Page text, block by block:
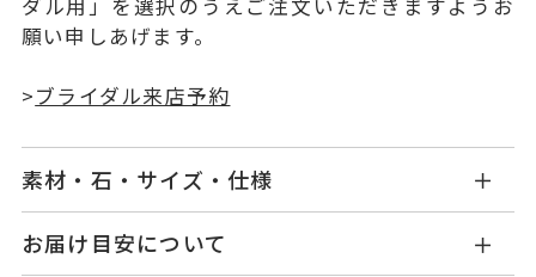
ダル用」を選択のうえご注文いただきますようお
願い申しあげます。
>ブライダル来店予約
素材・石・サイズ・仕様
品番
KW1217W002XXM5
お届け目安について